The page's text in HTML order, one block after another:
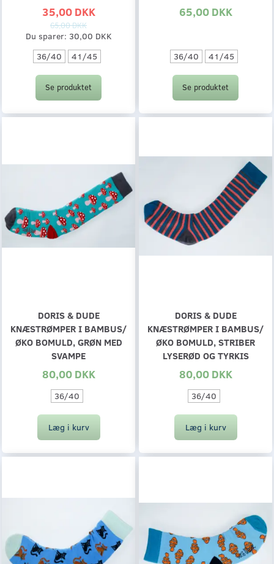
35,00 DKK
65,00 DKK
Du sparer: 30,00 DKK
36/40
41/45
Se produktet
65,00 DKK
36/40 41/45
Se produktet
DORIS & DUDE
KNÆSTRØMPER I BAMBUS/
ØKO BOMULD, GRØN MED
SVAMPE
80,00 DKK
36/40
Læg i kurv
DORIS & DUDE
KNÆSTRØMPER I BAMBUS/
ØKO BOMULD, STRIBER
LYSERØD OG TYRKIS
80,00 DKK
36/40
Læg i kurv